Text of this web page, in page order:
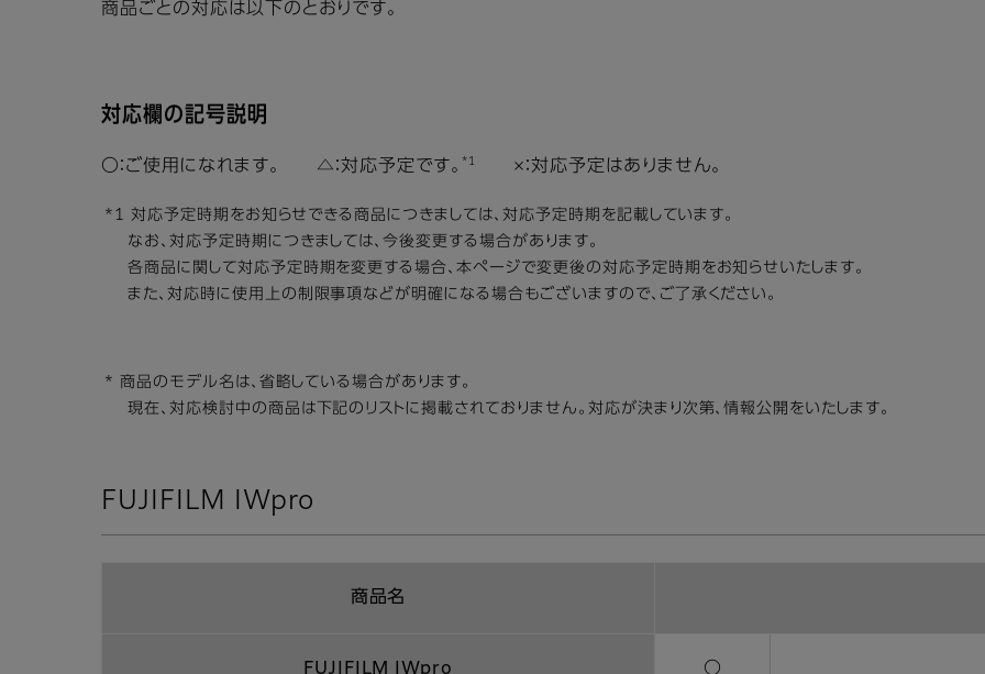
商品ごとの対応は以下のとおりです。
対応欄の記号説明
〇：ご使用になれます。 △：対応予定です。 *1 ×：対応予定はありません。
*1 対応予定時期をお知らせできる商品につきましては、対応予定時期を記載しています。
なお、対応予定時期につきましては、今後変更する場合があります。
各商品に関して対応予定時期を変更する場合、本ページで変更後の対応予定時期をお知らせいたします。
また、対応時に使用上の制限事項などが明確になる場合もございますので、ご了承ください。
* 商品のモデル名は、省略している場合があります。
現在、対応検討中の商品は下記のリストに掲載されておりません。対応が決まり次第、情報公開をいたします。
FUJIFILM IWpro
商品名
FUJIFILM IWpro 〇